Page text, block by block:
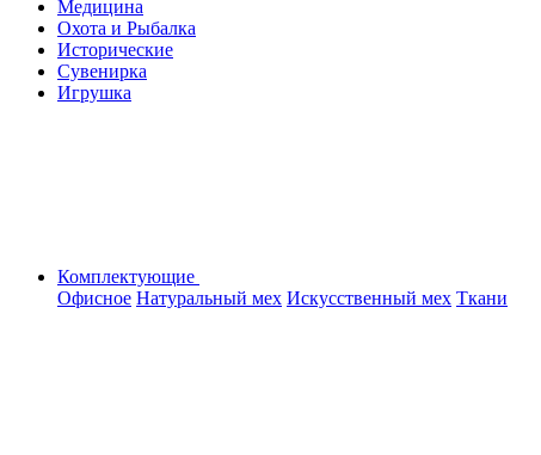
Медицина
Охота и Рыбалка
Исторические
Сувенирка
Игрушка
Комплектующие
Офисное Натуральный мех Искусственный мех Ткани